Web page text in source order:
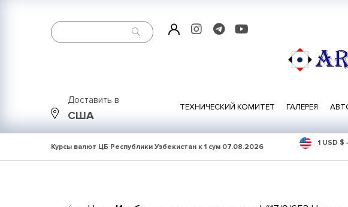
Доставить в
США
ТЕХНИЧЕСКИЙ КОМИТЕТ ГАЛЕРЕЯ
Курсы валют ЦБ Республики Узбекистан к 1 сум 07.08.2026 1 USD $